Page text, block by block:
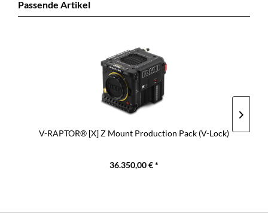
Passende Artikel
V-RAPTOR® [X] Z Mount Production Pack (V-Lock)
36.350,00 € *